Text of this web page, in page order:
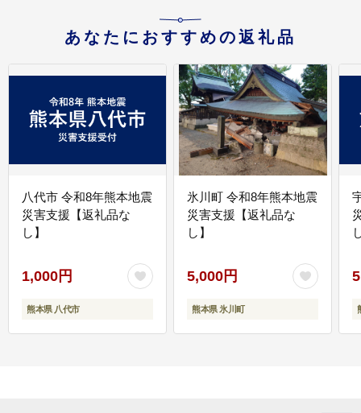
あなたにおすすめの返礼品
八代市 令和8年熊本地震
災害支援【返礼品な
し】
1,000円
熊本県 八代市
氷川町 令和8年熊本地震
災害支援【返礼品な
し】
5,000円
熊本県 氷川町